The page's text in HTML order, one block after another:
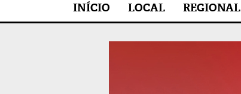
INÍCIO LOCAL REGIONAL